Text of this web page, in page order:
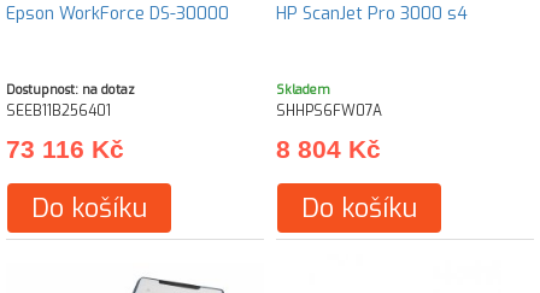
Epson WorkForce DS-30000
Dostupnost: na dotaz
SEEB11B256401
73 116 Kč
Do košíku
HP ScanJet Pro 3000 s4
Skladem
SHHPS6FW07A
8 804 Kč
Do košíku